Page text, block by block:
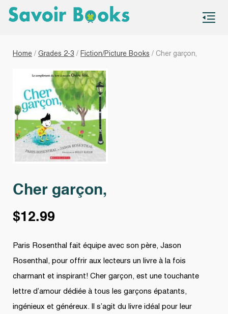
Home / Grades 2-3 / Fiction/Picture Books / Cher garçon,
Cher garçon,
$12.99
Paris Rosenthal fait équipe avec son père, Jason
Rosenthal, pour offrir aux lecteurs un livre à la fois
charmant et inspirant! Cher garçon, est une touchante
lettre d’amour dédiée à tous les garçons épatants,
ingénieux et généreux. Il s’agit du livre idéal pour leur